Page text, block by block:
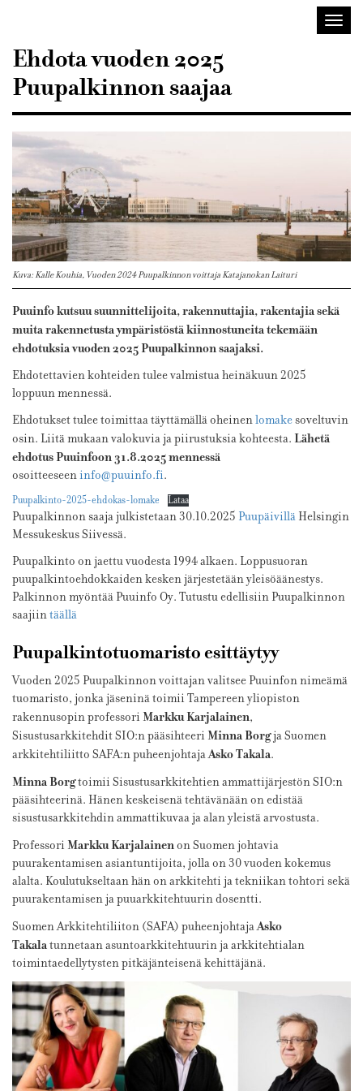
Ehdota vuoden 2025
Puupalkinnon saajaa
Kuva: Kalle Kouhia, Vuoden 2024 Puupalkinnon voittaja Katajanokan Laituri
Puuinfo kutsuu suunnittelijoita, rakennuttajia, rakentajia sekä
muita rakennetusta ympäristöstä kiinnostuneita tekemään
ehdotuksia vuoden 2025 Puupalkinnon saajaksi.
Ehdotettavien kohteiden tulee valmistua heinäkuun 2025
loppuun mennessä.
Ehdotukset tulee toimittaa täyttämällä oheinenlomakesoveltuvin
osin. Liitä mukaan valokuvia ja piirustuksia kohteesta. Lähetä
ehdotus Puuinfoon 31.8.2025 mennessä
osoitteeseeninfo@puuinfo.fi.
Puupalkinto-2025-ehdokas-lomake Lataa
Puupalkinnon saaja julkistetaan 30.10.2025 Puupäivillä Helsingin
Messukeskus Siivessä.
Puupalkinto on jaettu vuodesta 1994 alkaen. Loppusuoran
puupalkintoehdokkaiden kesken järjestetään yleisöäänestys.
Palkinnon myöntää Puuinfo Oy. Tutustu edellisiin Puupalkinnon
saajiintäällä
Puupalkintotuomaristo esittäytyy
Vuoden 2025 Puupalkinnon voittajan valitsee Puuinfon nimeämä
tuomaristo, jonka jäseninä toimii Tampereen yliopiston
rakennusopin professori Markku Karjalainen,
Sisustusarkkitehdit SIO:n pääsihteeri Minna Borgja Suomen
arkkitehtiliitto SAFA:n puheenjohtajaAsko Takala.
Minna Borgtoimii Sisustusarkkitehtien ammattijärjestön SIO:n
pääsihteerinä. Hänen keskeisenä tehtävänään on edistää
sisustusarkkitehdin ammattikuvaa ja alan yleistä arvostusta.
Professori Markku Karjalainenon Suomen johtavia
puurakentamisen asiantuntijoita, jolla on 30 vuoden kokemus
alalta. Koulutukseltaan hän on arkkitehti ja tekniikan tohtori sekä
puurakentamisen ja puuarkkitehtuurin dosentti.
Suomen Arkkitehtiliiton (SAFA) puheenjohtajaAsko
Takalatunnetaan asuntoarkkitehtuurin ja arkkitehtialan
toimintaedellytysten pitkäjänteisenä kehittäjänä.